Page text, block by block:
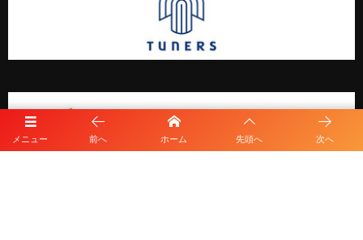
メニュー 前へ ホーム 先頭へ 次へ